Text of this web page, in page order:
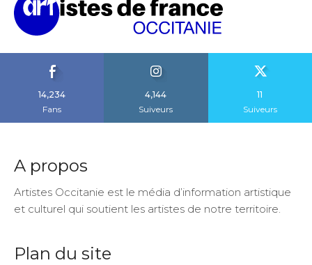
14,234
Fans
4,144
Suiveurs
11
Suiveurs
A propos
Artistes Occitanie est le média d’information artistique
et culturel qui soutient les artistes de notre territoire.
Plan du site